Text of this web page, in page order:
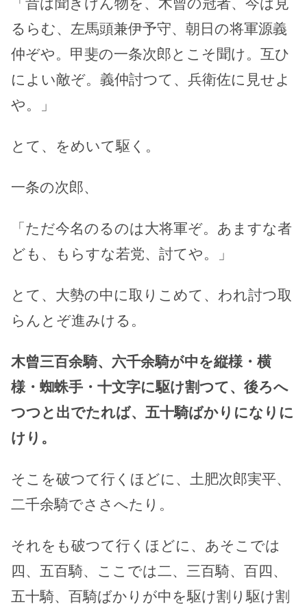
るらむ、左馬頭兼伊予守、朝日の将軍源義
仲ぞや。甲斐の一条次郎とこそ聞け。互ひ
によい敵ぞ。義仲討つて、兵衛佐に見せよ
や。」
とて、をめいて駆く。
一条の次郎、
「ただ今名のるのは大将軍ぞ。あますな者
ども、もらすな若党、討てや。」
とて、大勢の中に取りこめて、われ討つ取
らんとぞ進みける。
木曾三百余騎、六千余騎が中を縦様・横
様・蜘蛛手・十文字に駆け割つて、後ろへ
つつと出でたれば、五十騎ばかりになりに
けり。
そこを破つて行くほどに、土肥次郎実平、
二千余騎でささへたり。
それをも破つて行くほどに、あそこでは
四、五百騎、ここでは二、三百騎、百四、
五十騎、百騎ばかりが中を駆け割り駆け割